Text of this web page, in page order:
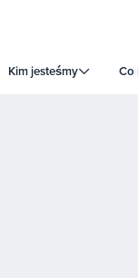
Kim jesteśmy Co